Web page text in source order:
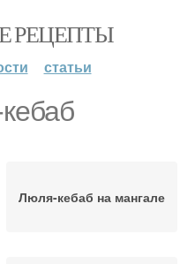
РЕЦЕПТЫ
статьи
Люля-кебаб на мангале